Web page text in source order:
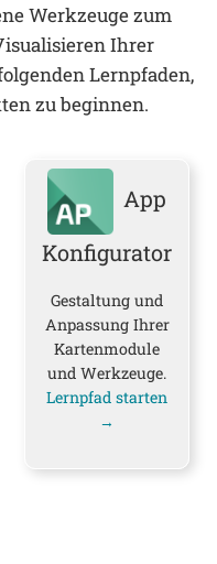
Werkzeuge zum
Ihrer
Lernpfaden,
zu beginnen.
App
Konfigurator
Gestaltung und
Anpassung Ihrer
Kartenmodule
und Werkzeuge.
Lernpfad starten
→